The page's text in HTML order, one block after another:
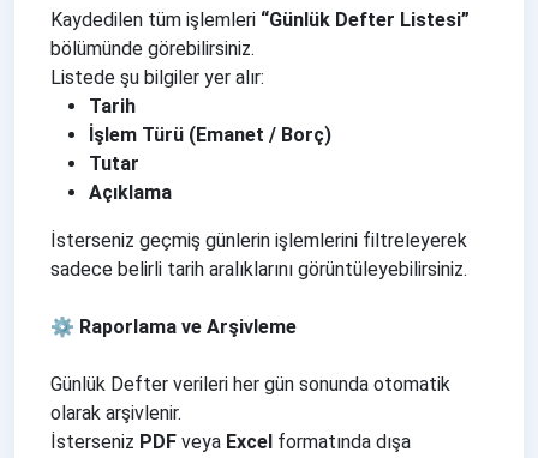
Kaydedilen tüm işlemleri “Günlük Defter Listesi”
bölümünde görebilirsiniz.
Listede şu bilgiler yer alır:
Tarih
İşlem Türü (Emanet / Borç)
Tutar
Açıklama
İsterseniz geçmiş günlerin işlemlerini filtreleyerek
sadece belirli tarih aralıklarını görüntüleyebilirsiniz.
⚙️ Raporlama ve Arşivleme
Günlük Defter verileri her gün sonunda otomatik
olarak arşivlenir.
İsterseniz PDF veya Excel formatında dışa